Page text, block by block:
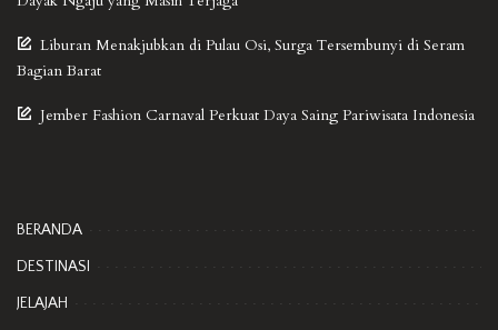
Liburan Menakjubkan di Pulau Osi, Surga Tersembunyi di Seram
Bagian Barat
Jember Fashion Carnaval Perkuat Daya Saing Pariwisata Indonesia
BERANDA
DESTINASI
JELAJAH